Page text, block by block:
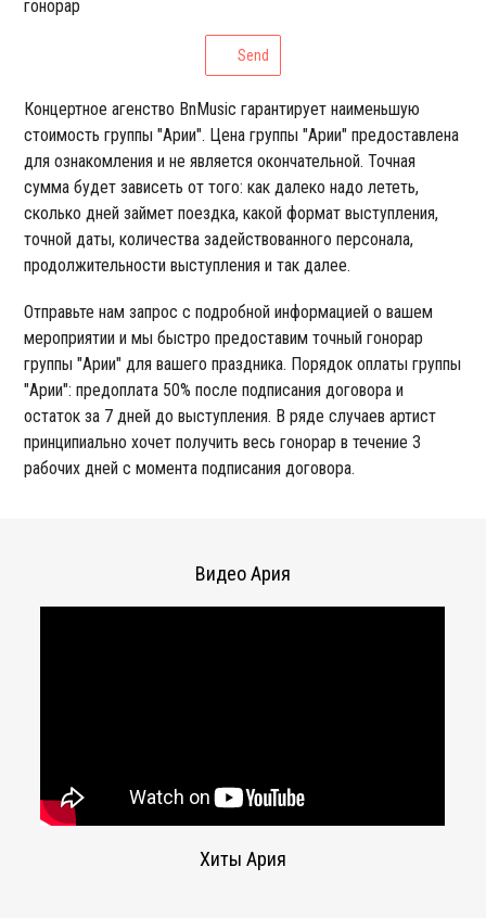
гонорар
Send
Концертное агенство BnMusic гарантирует наименьшую
стоимость группы "Арии". Цена группы "Арии" предоставлена
для ознакомления и не является окончательной. Точная
сумма будет зависеть от того: как далеко надо лететь,
сколько дней займет поездка, какой формат выступления,
точной даты, количества задействованного персонала,
продолжительности выступления и так далее.
Отправьте нам запрос с подробной информацией о вашем
мероприятии и мы быстро предоставим точный гонорар
группы "Арии" для вашего праздника. Порядок оплаты группы
"Арии": предоплата 50% после подписания договора и
остаток за 7 дней до выступления. В ряде случаев артист
принципиально хочет получить весь гонорар в течение 3
рабочих дней с момента подписания договора.
Видео Ария
Хиты Ария